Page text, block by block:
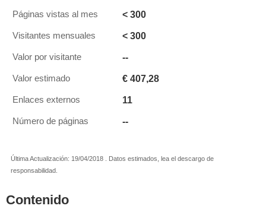
Páginas vistas al mes < 300
Visitantes mensuales < 300
Valor por visitante --
Valor estimado € 407,28
Enlaces externos 11
Número de páginas --
Última Actualización: 19/04/2018 . Datos estimados, lea el descargo de
responsabilidad.
Contenido